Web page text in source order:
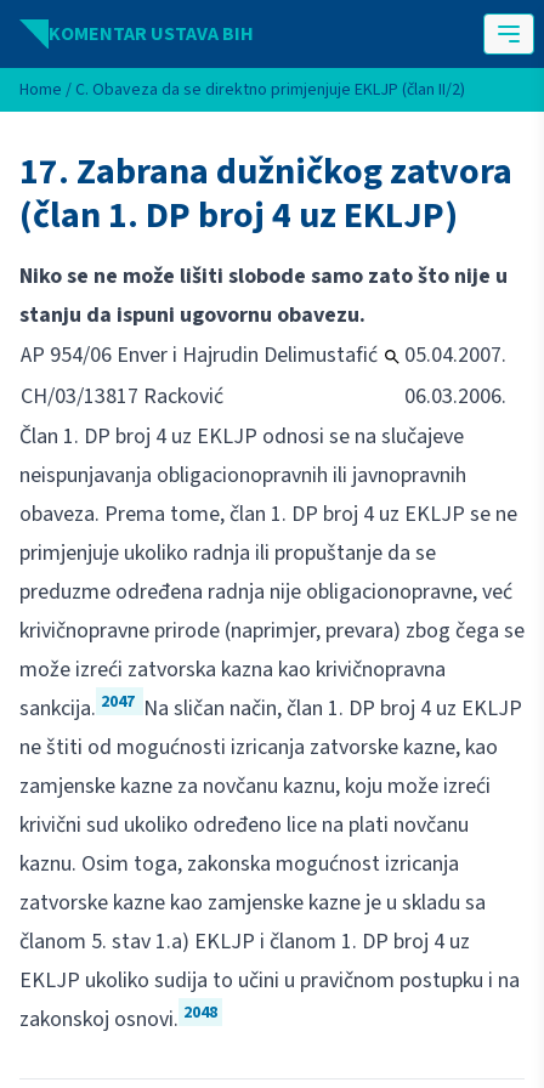
Idi na sadržaj
KOMENTAR USTAVA BIH
Home / C. Obaveza da se direktno primjenjuje EKLJP (član II/2)
17. Zabrana dužničkog zatvora
(član 1. DP broj 4 uz EKLJP)
Niko se ne može lišiti slobode samo zato što nije u
stanju da ispuni ugovornu obavezu.
AP 954/06 Enver i Hajrudin Delimustafić
05.04.2007.
CH/03/13817 Racković
06.03.2006.
Član 1. DP broj 4 uz EKLJP odnosi se na slučajeve
neispunjavanja obligacionopravnih ili javnopravnih
obaveza. Prema tome, član 1. DP broj 4 uz EKLJP se ne
primjenjuje ukoliko radnja ili propuštanje da se
preduzme određena radnja nije obligacionopravne, već
krivičnopravne prirode (naprimjer, prevara) zbog čega se
može izreći zatvorska kazna kao krivičnopravna
sankcija. 2047 Na sličan način, član 1. DP broj 4 uz EKLJP
ne štiti od mogućnosti izricanja zatvorske kazne, kao
zamjenske kazne za novčanu kaznu, koju može izreći
krivični sud ukoliko određeno lice na plati novčanu
kaznu. Osim toga, zakonska mogućnost izricanja
zatvorske kazne kao zamjenske kazne je u skladu sa
članom 5. stav 1.a) EKLJP i članom 1. DP broj 4 uz
EKLJP ukoliko sudija to učini u pravičnom postupku i na
zakonskoj osnovi. 2048